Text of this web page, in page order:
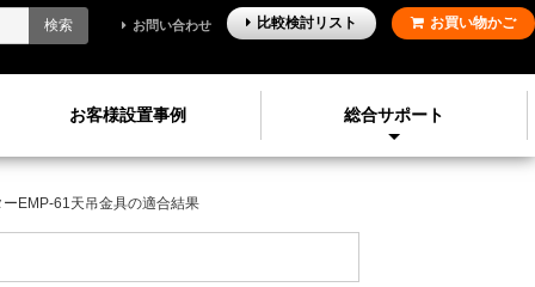
お客様設置事例 総合サポート
検索 お問い合わせ 比較検討リスト お買い物かご
EMP-61天吊金具の適合結果